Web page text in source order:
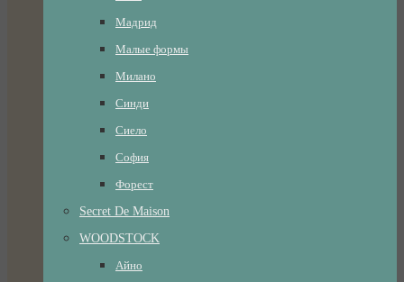
Мадрид
Малые формы
Милано
Синди
Сиело
София
Форест
Secret De Maison
WOODSTOCK
Айно